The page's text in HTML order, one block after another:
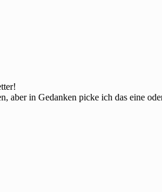
aber in Gedanken picke ich das eine